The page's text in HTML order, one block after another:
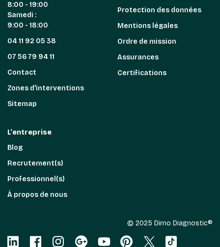
8:00 - 19:00
Samedi :
9:00 - 18:00
04 11 92 05 38
07 56 79 94 11
Contact
Zones d'interventions
Sitemap
Protection des données
Mentions légales
Ordre de mission
Assurances
Certifications
L'entreprise
Blog
Recrutement(s)
Professionnel(s)
À propos de nous
© 2025 Dimo Diagnostic®